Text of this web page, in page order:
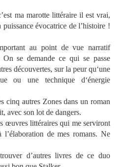
ma marotte littéraire il est vrai,
évocatrice de l’histoire !
au point de vue narratif
se demande ce qui se passe
découvertes, sur la peur qu‘une
ou une technique d‘énergie
cinq autres Zones dans un roman
avec son lot de dangers.
œuvres littéraires qui me serviront
de mes romans. Ne
d’autres livres de ce duo